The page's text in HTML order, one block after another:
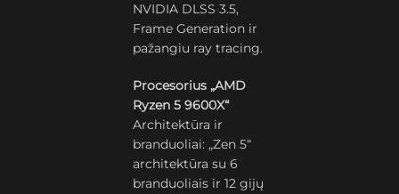
NVIDIA DLSS 3.5,
Frame Generation ir
pažangiu ray tracing.
Procesorius „AMD
Ryzen 5 9600X“
Architektūra ir
branduoliai: „Zen 5“
architektūra su 6
branduoliais ir 12 gijų